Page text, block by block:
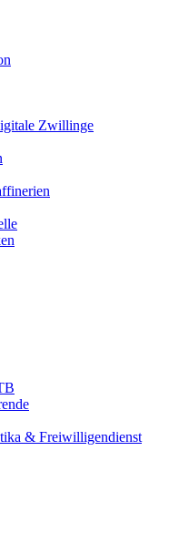
Zwillinge
& Freiwilligendienst